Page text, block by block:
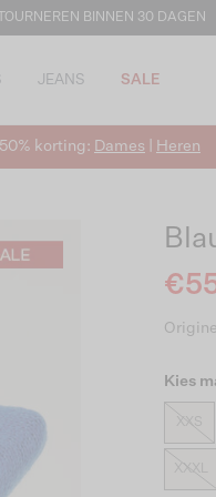
BINNEN 30 DAGEN
JEANS SALE
korting: Dames Heren
Kies
XXS
XXXL